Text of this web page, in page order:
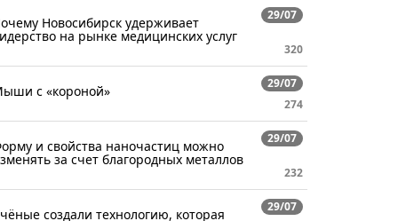
29/07
Новосибирск удерживает
на рынке медицинских услуг
320
29/07
с «короной»
274
29/07
и свойства наночастиц можно
за счет благородных металлов
232
29/07
создали технологию, которая